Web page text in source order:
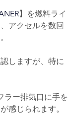
】を燃料ライ
アクセルを数回
しますが、特に
ラー排気口に手を
感じられます。